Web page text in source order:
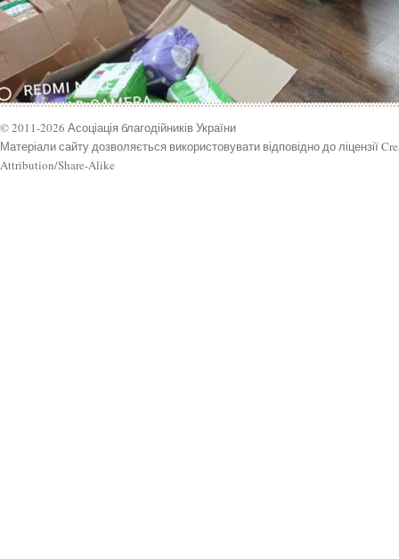
© 2011-2026 Асоціація благодійників України
Матеріали сайту дозволяється використовувати відповідно до ліцензії
Attribution/Share-Alike